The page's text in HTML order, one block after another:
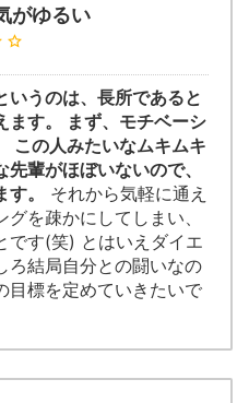
がゆるい
いうのは、長所であると
ます。 まず、モチベーシ
この人みたいなムキムキ
輩がほぼいないので、
。
それから気軽に通え
を疎かにしてしまい、
です(笑) とはいえダイエ
ろ結局自分との闘いなの
目標を定めていきたいで